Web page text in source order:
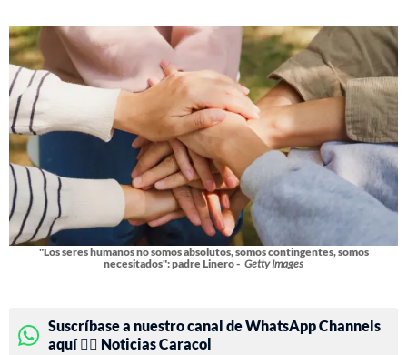
"Los seres humanos no somos absolutos, somos contingentes, somos
necesitados": padre Linero - Getty Images
Suscríbase a nuestro canal de WhatsApp Channels
aquí 👉🏻 Noticias Caracol